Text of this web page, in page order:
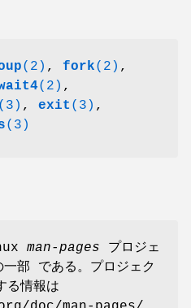
(2) , fork(2) ,
(2) ,
(3) , exit (3) ,
(3)
man-pages プロジェ
部 である。プロジェク
る情報は